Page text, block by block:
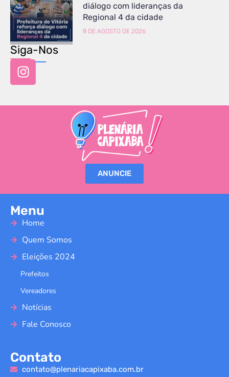
diálogo com lideranças da
Regional 4 da cidade
8 DE AGOSTO DE 2026
Siga-Nos
ANUNCIE
Menu
Home
Quem Somos
Eleições 2024
Prefeitos
Vereadores
Notícias
Fale Conosco
Contato
contato@plenariacapixaba.com.br